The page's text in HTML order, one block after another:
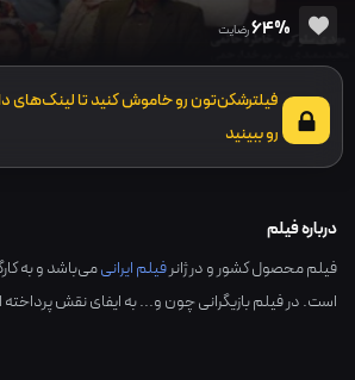
64%رضایت
فیلترشکن‌تون رو خاموش کنید تا لینک‌های
رو ببینید
درباره فیلم
فیلم محصول کشور و در ژانرفیلم ایرانیمی‌باشد و به
است. در فیلم بازیگرانی چون و... به ایفای نقش پرداخته